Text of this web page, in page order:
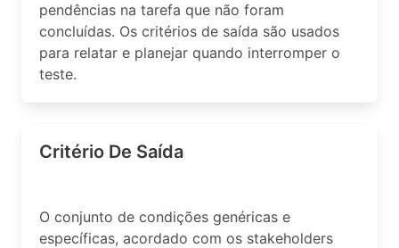
pendências na tarefa que não foram
concluídas. Os critérios de saída são usados
para relatar e planejar quando interromper o
teste.
Critério De Saída
O conjunto de condições genéricas e
específicas, acordado com os stakeholders